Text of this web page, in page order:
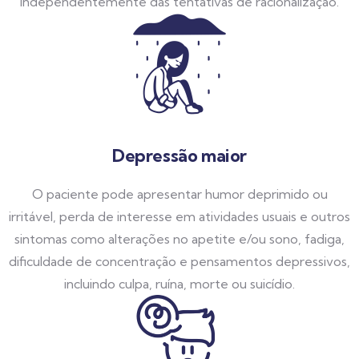
Depressão maior
O paciente pode apresentar humor deprimido ou
irritável, perda de interesse em atividades usuais e outros
sintomas como alterações no apetite e/ou sono, fadiga,
dificuldade de concentração e pensamentos depressivos,
incluindo culpa, ruína, morte ou suicídio.